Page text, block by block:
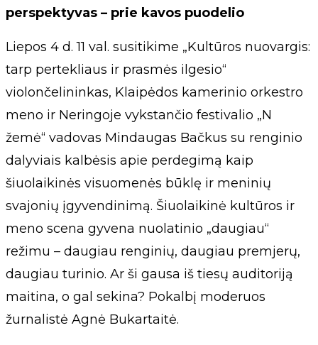
perspektyvas – prie kavos puodelio
Liepos 4 d. 11 val. susitikime „Kultūros nuovargis:
tarp pertekliaus ir prasmės ilgesio“
violončelininkas, Klaipėdos kamerinio orkestro
meno ir Neringoje vykstančio festivalio „N
žemė“ vadovas Mindaugas Bačkus su renginio
dalyviais kalbėsis apie perdegimą kaip
šiuolaikinės visuomenės būklę ir meninių
svajonių įgyvendinimą. Šiuolaikinė kultūros ir
meno scena gyvena nuolatinio „daugiau“
režimu – daugiau renginių, daugiau premjerų,
daugiau turinio. Ar ši gausa iš tiesų auditoriją
maitina, o gal sekina? Pokalbį moderuos
žurnalistė Agnė Bukartaitė.